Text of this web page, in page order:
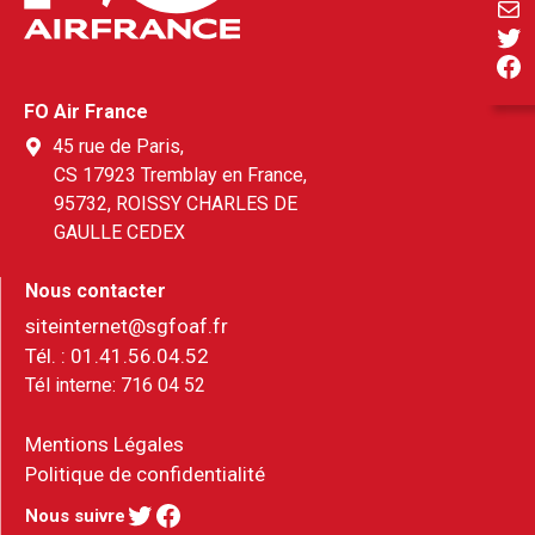
FO Air France
45 rue de Paris,
CS 17923 Tremblay en France,
95732, ROISSY CHARLES DE
GAULLE CEDEX
Nous contacter
siteinternet@sgfoaf.fr
Tél. : 01.41.56.04.52
Tél interne: 716 04 52
Mentions Légales
Politique de confidentialité
Twitter
Facebook
E-